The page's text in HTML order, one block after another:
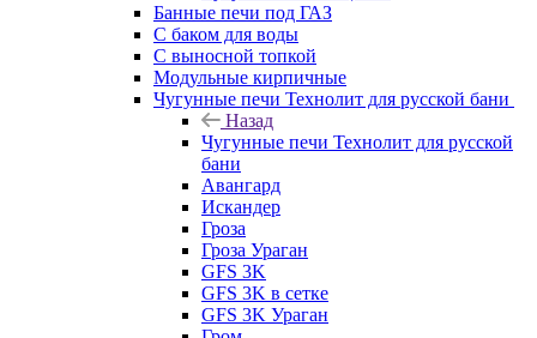
Банные печи под ГАЗ
С баком для воды
С выносной топкой
Модульные кирпичные
Чугунные печи Технолит для русской бани
Назад
Чугунные печи Технолит для русской
бани
Авангард
Искандер
Гроза
Гроза Ураган
GFS 3K
GFS 3K в сетке
GFS 3K Ураган